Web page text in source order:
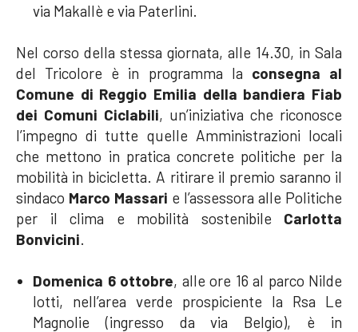
via Makallè e via Paterlini.
Nel corso della stessa giornata, alle 14.30, in Sala
del Tricolore è in programma la consegna al
Comune di Reggio Emilia della bandiera Fiab
dei Comuni Ciclabili, un’iniziativa che riconosce
l’impegno di tutte quelle Amministrazioni locali
che mettono in pratica concrete politiche per la
mobilità in bicicletta. A ritirare il premio saranno il
sindaco Marco Massari e l’assessora alle Politiche
per il clima e mobilità sostenibile Carlotta
Bonvicini.
Domenica 6 ottobre, alle ore 16 al parco Nilde
Iotti, nell’area verde prospiciente la Rsa Le
Magnolie (ingresso da via Belgio), è in